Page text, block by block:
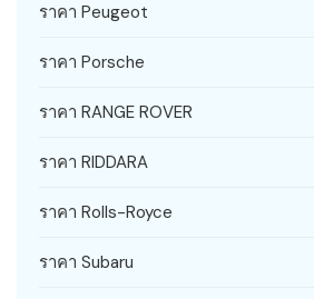
ราคา Peugeot
ราคา Porsche
ราคา RANGE ROVER
ราคา RIDDARA
ราคา Rolls-Royce
ราคา Subaru